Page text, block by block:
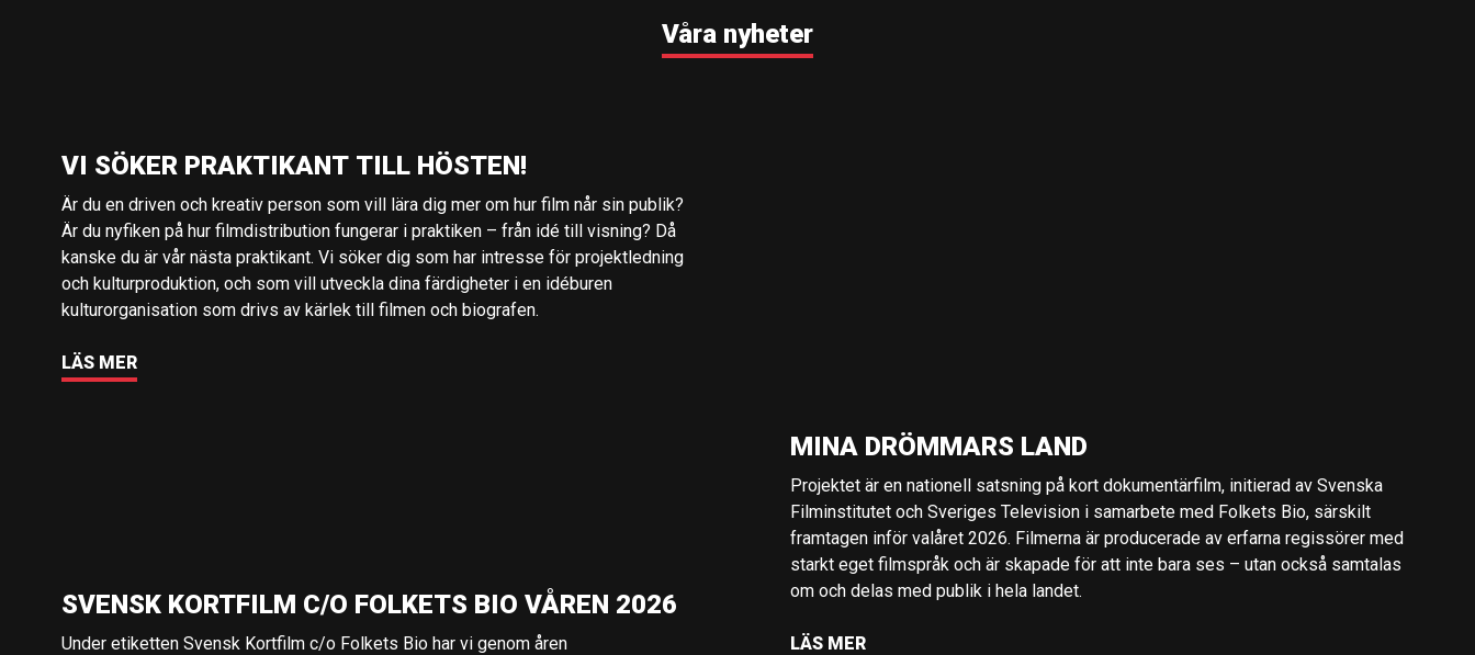
Våra nyheter
VI SÖKER PRAKTIKANT TILL HÖSTEN!
Är du en driven och kreativ person som vill lära dig mer om hur film når sin publik?
Är du nyfiken på hur filmdistribution fungerar i praktiken – från idé till visning? Då
kanske du är vår nästa praktikant. Vi söker dig som har intresse för projektledning
och kulturproduktion, och som vill utveckla dina färdigheter i en idéburen
kulturorganisation som drivs av kärlek till filmen och biografen.
LÄS MER
MINA DRÖMMARS LAND
Projektet är en nationell satsning på kort dokumentärfilm, initierad av Svenska
Filminstitutet och Sveriges Television i samarbete med Folkets Bio, särskilt
framtagen inför valåret 2026. Filmerna är producerade av erfarna regissörer med
starkt eget filmspråk och är skapade för att inte bara ses – utan också samtalas
om och delas med publik i hela landet.
LÄS MER
SVENSK KORTFILM C/O FOLKETS BIO VÅREN 2026
Under etiketten Svensk Kortfilm c/o Folkets Bio har vi genom åren